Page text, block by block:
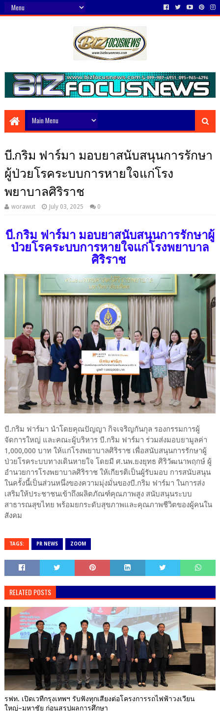
บี.กริม ฟาร์มา มอบยาสนับสนุนการรักษา
ผู้ป่วยโรคระบบการหายใจแก่โรง
พยาบาลศิริราช
worawut July 03, 2025 0
บี.กริม ฟาร์มา มอบยาสนับสนุนการรักษาผู้
ป่วยโรคระบบการหายใจแก่โรงพยาบาล
ศิริราช
บี.กริม ฟาร์มา นำโดยคุณปัญญา กิจเจริญกันกุล รองกรรมการผู้
จัดการใหญ่ และคณะผู้บริหาร บี.กริม ฟาร์มา ร่วมส่งมอบยามูลค่า
1,000,000 บาท ให้แก่โรงพยาบาลศิริราช เพื่อสนับสนุนการรักษาผู้
ป่วยโรคระบบทางเดินหายใจ โดยมี ศ.นพ.ยงยุทธ ศิริวัฒนาพฤกษ์ ผู้
อำนวยการโรงพยาบาลศิริราช ให้เกียรติเป็นผู้รับมอบ การสนับสนุน
ในครั้งนี้เป็นส่วนหนึ่งของความมุ่งมั่นของบี.กริม ฟาร์มา ในการส่ง
เสริมให้ประชาชนเข้าถึงผลิตภัณฑ์คุณภาพสูง สนับสนุนระบบ
สาธารณสุขไทย พร้อมยกระดับสุขภาพและคุณภาพชีวิตของผู้คนใน
สังคม
TAGS: PR NEWS ZOOM
RELATED POSTS
รฟท. เปิดเวทีกรุงเทพฯ รับฟังทุกเสียงต่อโครงการรถไฟฟ้าวงเวียน
ใหญ่–มหาชัย ก่อนสรุปผลการศึกษา